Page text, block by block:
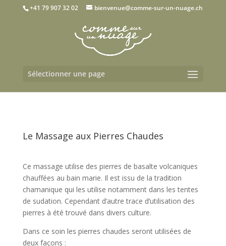
+41 79 907 32 02 bienvenue@comme-sur-un-nuage.ch
Sélectionner une page
Le Massage aux Pierres Chaudes
Ce massage utilise des pierres de basalte volcaniques
chauffées au bain marie. Il est issu de la tradition
chamanique qui les utilise notamment dans les tentes
de sudation. Cependant d’autre trace d’utilisation des
pierres à été trouvé dans divers culture.
Dans ce soin les pierres chaudes seront utilisées de
deux façons :